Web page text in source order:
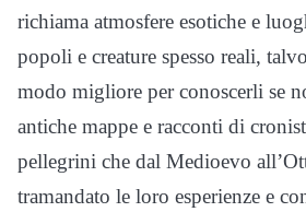
richiama atmosfere esotiche e
popoli e creature spesso reali,
modo migliore per conoscerli se
antiche mappe e racconti di
pellegrini che dal Medioevo
tramandato le loro esperienze e